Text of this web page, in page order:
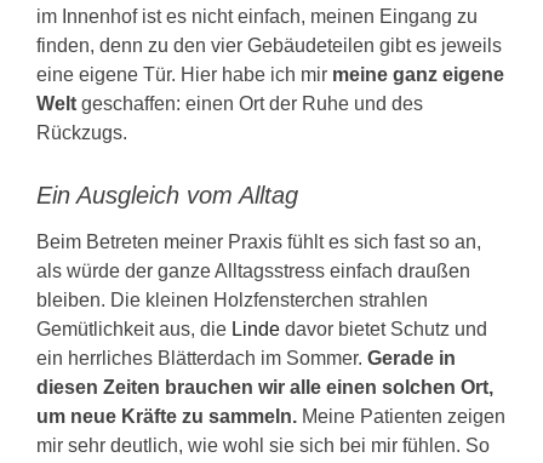
im Innenhof ist es nicht einfach, meinen Eingang zu
finden, denn zu den vier Gebäudeteilen gibt es jeweils
eine eigene Tür. Hier habe ich mir meine ganz eigene
Welt geschaffen: einen Ort der Ruhe und des
Rückzugs.
Ein Ausgleich vom Alltag
Beim Betreten meiner Praxis fühlt es sich fast so an,
als würde der ganze Alltagsstress einfach draußen
bleiben. Die kleinen Holzfensterchen strahlen
Gemütlichkeit aus, die Linde davor bietet Schutz und
ein herrliches Blätterdach im Sommer. Gerade in
diesen Zeiten brauchen wir alle einen solchen Ort,
um neue Kräfte zu sammeln. Meine Patienten zeigen
mir sehr deutlich, wie wohl sie sich bei mir fühlen. So